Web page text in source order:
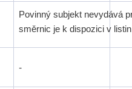
Povinný subjekt nevydává
směrnic je k dispozici v
-